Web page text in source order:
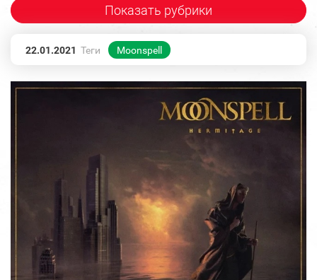
Показать рубрики
22.01.2021 Теги Moonspell